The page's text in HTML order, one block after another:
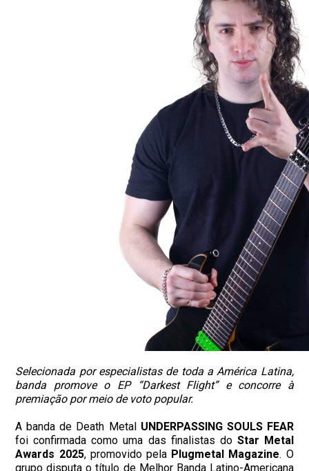
Selecionada por especialistas de toda a América Latina,
banda promove o EP “Darkest Flight” e concorre à
premiação por meio de voto popular.
A banda de Death Metal UNDERPASSING SOULS FEAR
foi confirmada como uma das finalistas do Star Metal
Awards 2025, promovido pela Plugmetal Magazine. O
grupo disputa o título de Melhor Banda Latino-Americana